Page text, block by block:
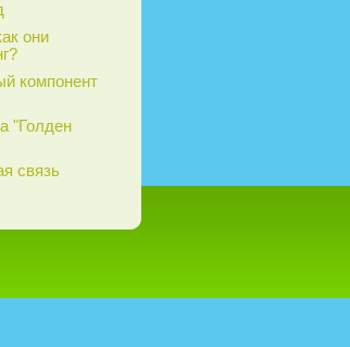
они
компонент
"Голден
связь